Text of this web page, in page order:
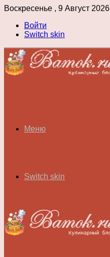
Воскресенье , 9 Август 2026
Войти
Switch skin
Меню
Switch skin